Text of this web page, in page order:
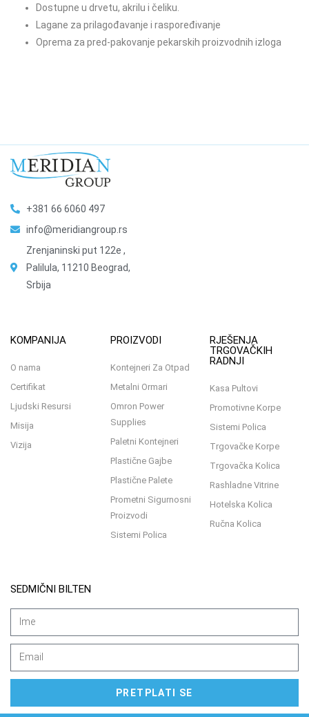
Dostupne u drvetu, akrilu i čeliku.
Lagane za prilagođavanje i raspoređivanje
Oprema za pred-pakovanje pekarskih proizvodnih izloga
+381 66 6060 497
info@meridiangroup.rs
Zrenjaninski put 122e ,
Palilula, 11210 Beograd,
Srbija
KOMPANIJA
O nama
Certifikat
Ljudski Resursi
Misija
Vizija
PROIZVODI
Kontejneri Za Otpad
Metalni Ormari
Omron Power
Supplies
Paletni Kontejneri
Plastične Gajbe
Plastične Palete
Prometni Sigurnosni
Proizvodi
Sistemi Polica
RJEŠENJA
TRGOVAČKIH
RADNJI
Kasa Pultovi
Promotivne Korpe
Sistemi Polica
Trgovačke Korpe
Trgovačka Kolica
Rashladne Vitrine
Hotelska Kolica
Ručna Kolica
SEDMIČNI BILTEN
PRETPLATI SE